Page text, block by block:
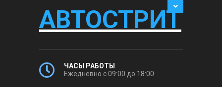
АВТОСТРИТ
ЧАСЫ РАБОТЫ
Ежедневно с 09:00 до 18:00